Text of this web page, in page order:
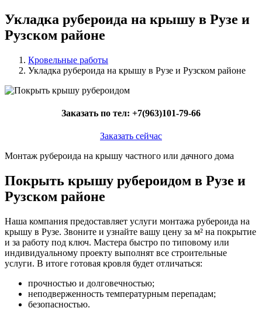
Укладка рубероида на крышу в Рузе и
Рузском районе
Кровельные работы
Укладка рубероида на крышу в Рузе и Рузском районе
Заказать по тел: +7(963)101-79-66
Заказать сейчас
Монтаж рубероида на крышу частного или дачного дома
Покрыть крышу рубероидом в Рузе и
Рузском районе
Наша компания предоставляет услуги монтажа рубероида на
крышу в Рузе. Звоните и узнайте вашу цену за м² на покрытие
и за работу под ключ. Мастера быстро по типовому или
индивидуальному проекту выполнят все строительные
услуги. В итоге готовая кровля будет отличаться:
прочностью и долговечностью;
неподверженность температурным перепадам;
безопасностью.